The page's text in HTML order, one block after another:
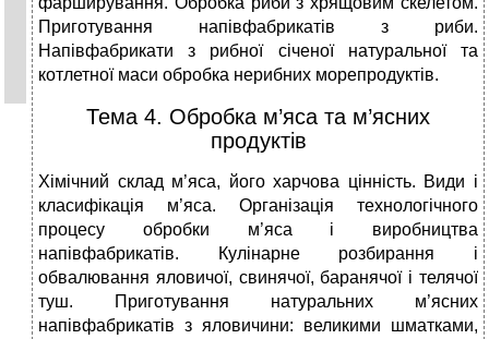
Приготування напівфабрикатів з риби.
Напівфабрикати з рибної січеної натуральної та
котлетної маси обробка нерибних морепродуктів.
Тема 4. Обробка м’яса та м’ясних
продуктів
Хімічний склад м’яса, його харчова цінність. Види і
класифікація м’яса. Організація технологічного
процесу обробки м’яса і виробництва
напівфабрикатів. Кулінарне розбирання і
обвалювання яловичої, свинячої, баранячої і телячої
туш. Приготування натуральних м’ясних
напівфабрикатів з яловичини: великими шматками,